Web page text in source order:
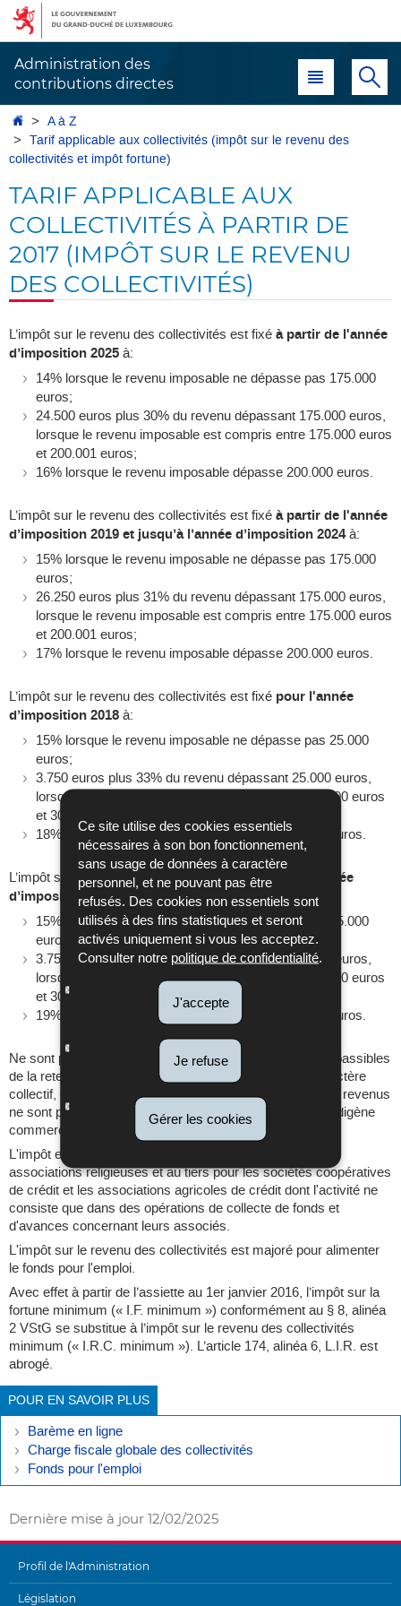
Ce site utilise des cookies essentiels
nécessaires à son bon fonctionnement,
sans usage de données à caractère
personnel, et ne pouvant pas être
refusés. Des cookies non essentiels sont
utilisés à des fins statistiques et seront
activés uniquement si vous les acceptez.
Consulter notre politique de confidentialité.
J'accepte
Je refuse
Gérer les cookies
Aller
navigation
Aller
au
Administration des
contributions directes
Menu principal
AccueilA à Z
Tarif applicable aux collectivités (impôt sur le revenu des
collectivités et impôt fortune)
TARIF APPLICABLE AUX
COLLECTIVITÉS À PARTIR DE
2017 (IMPÔT SUR LE REVENU
DES COLLECTIVITÉS)
L’impôt sur le revenu des collectivités est fixé à partir de l'année
d’imposition 2025 à:
14% lorsque le revenu imposable ne dépasse pas 175.000
euros;
24.500 euros plus 30% du revenu dépassant 175.000 euros,
lorsque le revenu imposable est compris entre 175.000 euros
et 200.001 euros;
16% lorsque le revenu imposable dépasse 200.000 euros.
L’impôt sur le revenu des collectivités est fixé à partir de l'année
d’imposition 2019 et jusqu’à l’année d’imposition 2024à:
15% lorsque le revenu imposable ne dépasse pas 175.000
euros;
26.250 euros plus 31% du revenu dépassant 175.000 euros,
lorsque le revenu imposable est compris entre 175.000 euros
et 200.001 euros;
17% lorsque le revenu imposable dépasse 200.000 euros.
L’impôt sur le revenu des collectivités est fixé pour l'année
d’imposition 2018 à:
15% lorsque le revenu imposable ne dépasse pas 25.000
euros;
3.750 euros plus 33% du revenu dépassant 25.000 euros,
lorsque le revenu imposable est compris entre 25.000 euros
et 30.001 euros;
18% lorsque le revenu imposable dépasse 30.000 euros.
L’impôt sur le revenu des collectivités est fixé
pour l'année
d’imposition 2017à:
15% lorsque le revenu imposable ne dépasse pas 25.000
euros;
3.750 euros plus 39% du revenu dépassant 25.000 euros,
lorsque le revenu imposable est compris entre 25.000 euros
et 30.001 euros;
19% lorsque le revenu imposable dépasse 30.000 euros.
Ne sont pas imposables par voie d’assiette les revenus passibles
de la retenue d’impôt, revenant à des organismes à caractère
collectif, contribuables non résidents pour autant que ces revenus
ne sont pas compris dans le bénéfice d’une entreprise indigène
commerciale, agricole ou forestière.
L'impôt est réduit à la moitié pour les congrégations et
associations religieuses et au tiers pour les sociétés coopératives
de crédit et les associations agricoles de crédit dont l'activité ne
consiste que dans des opérations de collecte de fonds et
d'avances concernant leurs associés.
L'impôt sur le revenu des collectivités est majoré pour alimenter
le fonds pour l'emploi.
Avec effet à partir de l’assiette au 1er janvier 2016, l’impôt sur la
fortune minimum (« I.F. minimum ») conformément au § 8, alinéa
2 VStG se substitue à l’impôt sur le revenu des collectivités
minimum (« I.R.C. minimum »). L’article 174, alinéa 6, L.I.R. est
abrogé.
POUR EN SAVOIR PLUS
Barème en ligne
Charge fiscale globale des collectivités
Fonds pour l'emploi
Dernière mise à jour 12/02/2025
Profil de l'Administration
Législation